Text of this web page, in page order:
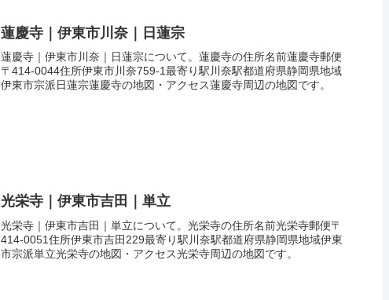
蓮慶寺｜伊東市川奈｜日蓮宗
蓮慶寺｜伊東市川奈｜日蓮宗について。蓮慶寺の住所名前蓮慶寺郵便
〒414-0044住所伊東市川奈759-1最寄り駅川奈駅都道府県静岡県地域
伊東市宗派日蓮宗蓮慶寺の地図・アクセス蓮慶寺周辺の地図です。
光栄寺｜伊東市吉田｜単立
光栄寺｜伊東市吉田｜単立について。光栄寺の住所名前光栄寺郵便〒
414-0051住所伊東市吉田229最寄り駅川奈駅都道府県静岡県地域伊東
市宗派単立光栄寺の地図・アクセス光栄寺周辺の地図です。